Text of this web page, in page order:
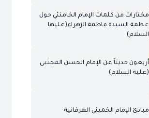
مختارات من كلمات الإمام الخامنئي حول
عظمة السيدة فاطمة الزهراء(عليها
السلام)
أربعون حديثاً عن الإمام الحسن المجتبى
(عليه السلام)
مبادئ الإمام الخميني العرفانية